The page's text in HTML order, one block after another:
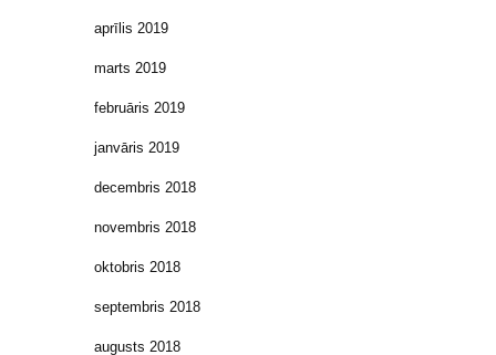
aprīlis 2019
marts 2019
februāris 2019
janvāris 2019
decembris 2018
novembris 2018
oktobris 2018
septembris 2018
augusts 2018